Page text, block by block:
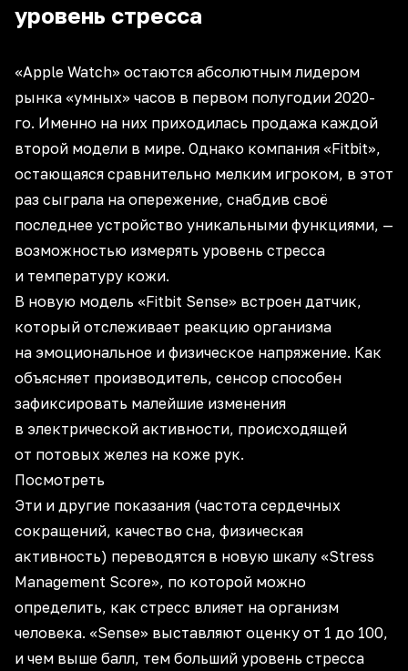
уровень стресса
«Apple Watch» остаются абсолютным лидером
рынка «умных» часов в первом полугодии 2020-
го. Именно на них приходилась продажа каждой
второй модели в мире. Однако компания «Fitbit»,
остающаяся сравнительно мелким игроком, в этот
раз сыграла на опережение, снабдив своё
последнее устройство уникальными функциями, —
возможностью измерять уровень стресса
и температуру кожи.
В новую модель «Fitbit Sense» встроен датчик,
который отслеживает реакцию организма
на эмоциональное и физическое напряжение. Как
объясняет производитель, сенсор способен
зафиксировать малейшие изменения
в электрической активности, происходящей
от потовых желез на коже рук.
Посмотреть
Эти и другие показания (частота сердечных
сокращений, качество сна, физическая
активность) переводятся в новую шкалу «Stress
Management Score», по которой можно
определить, как стресс влияет на организм
человека. «Sense» выставляют оценку от 1 до 100,
и чем выше балл, тем больший уровень стресса